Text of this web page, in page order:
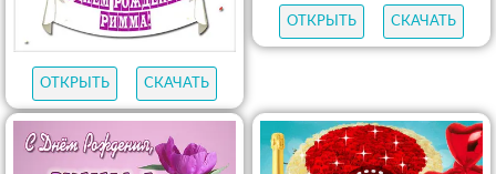
ОТКРЫТЬ СКАЧАТЬ
ОТКРЫТЬ СКАЧАТЬ